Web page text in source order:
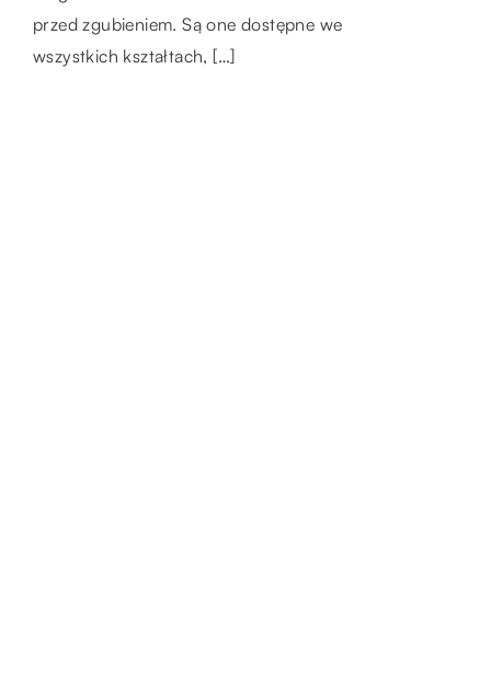
również, […]
przed zgubieniem. Są one dostępne we
wszystkich kształtach, […]